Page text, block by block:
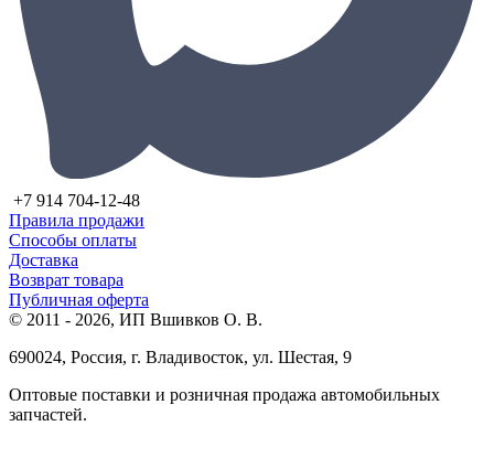
+7 914 704-12-48
Правила продажи
Способы оплаты
Доставка
Возврат товара
Публичная оферта
© 2011 - 2026, ИП Вшивков О. В.
690024, Россия, г. Владивосток, ул. Шестая, 9
Оптовые поставки и розничная продажа автомобильных
запчастей.